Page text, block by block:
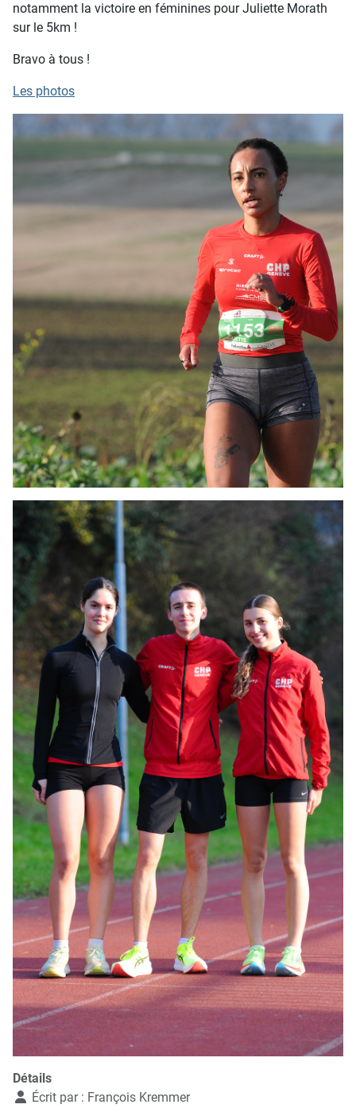
notamment la victoire en féminines pour Juliette Morath
sur le 5km !
Bravo à tous !
Les photos
Détails
Écrit par : François Kremmer